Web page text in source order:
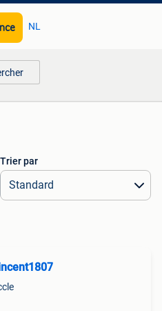
NL
Trier par